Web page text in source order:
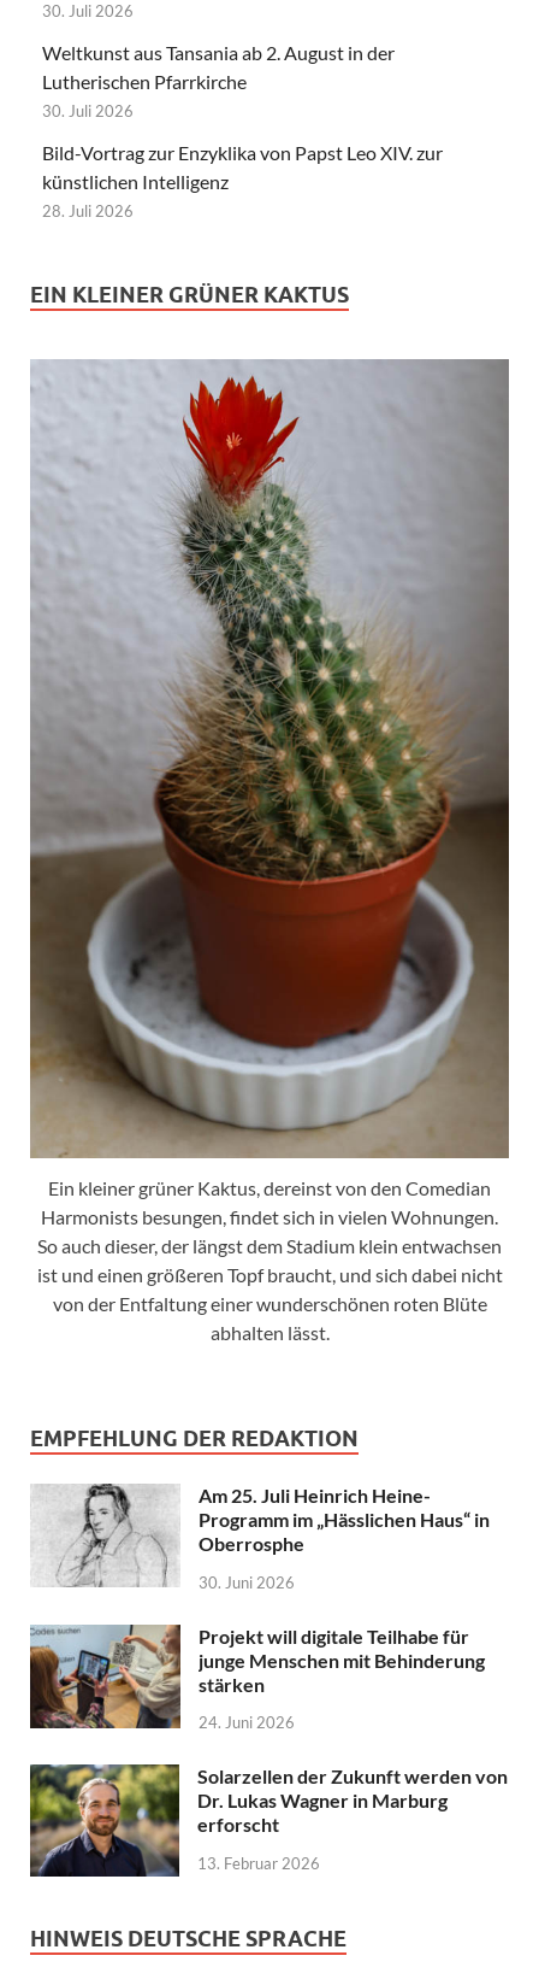
30. Juli 2026
Weltkunst aus Tansania ab 2. August in der
Lutherischen Pfarrkirche
30. Juli 2026
Bild-Vortrag zur Enzyklika von Papst Leo XIV. zur
künstlichen Intelligenz
28. Juli 2026
EIN KLEINER GRÜNER KAKTUS
Ein kleiner grüner Kaktus, dereinst von den Comedian
Harmonists besungen, findet sich in vielen Wohnungen.
So auch dieser, der längst dem Stadium klein entwachsen
ist und einen größeren Topf braucht, und sich dabei nicht
von der Entfaltung einer wunderschönen roten Blüte
abhalten lässt.
EMPFEHLUNG DER REDAKTION
Am 25. Juli Heinrich Heine-
Programm im „Hässlichen Haus“ in
Oberrosphe
30. Juni 2026
Projekt will digitale Teilhabe für
junge Menschen mit Behinderung
stärken
24. Juni 2026
Solarzellen der Zukunft werden von
Dr. Lukas Wagner in Marburg
erforscht
13. Februar 2026
HINWEIS DEUTSCHE SPRACHE